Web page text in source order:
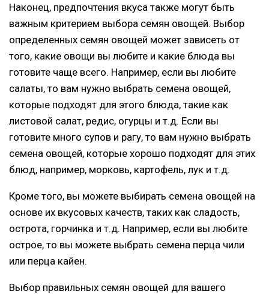
Наконец, предпочтения вкуса также могут быть
важным критерием выбора семян овощей. Выбор
определенных семян овощей может зависеть от
того, какие овощи вы любите и какие блюда вы
готовите чаще всего. Например, если вы любите
салаты, то вам нужно выбрать семена овощей,
которые подходят для этого блюда, такие как
листовой салат, редис, огурцы и т.д. Если вы
готовите много супов и рагу, то вам нужно выбрать
семена овощей, которые хорошо подходят для этих
блюд, например, морковь, картофель, лук и т.д.
Кроме того, вы можете выбирать семена овощей на
основе их вкусовых качеств, таких как сладость,
острота, горчинка и т.д. Например, если вы любите
острое, то вы можете выбрать семена перца чили
или перца кайен.
Выбор правильных семян овощей для вашего